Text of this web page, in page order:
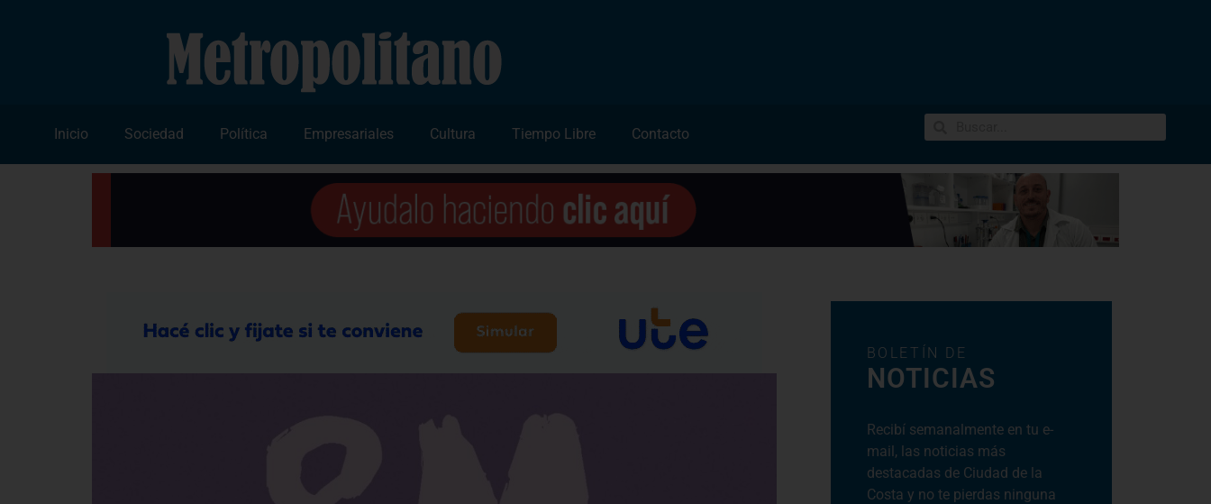
Inicio Sociedad Política Empresariales Cultura Tiempo Libre Contacto
BOLETÍN DE
NOTICIAS
Recibí semanalmente en tu e-
mail, las noticias más
destacadas de Ciudad de la
Costa y no te pierdas ninguna